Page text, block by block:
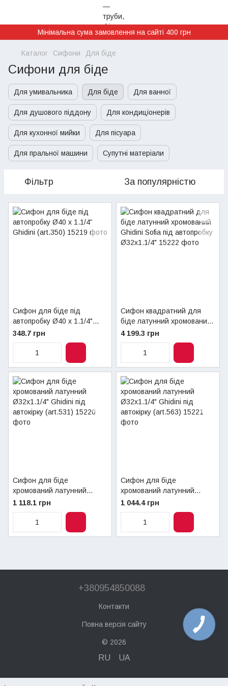
Мінімальна сума замовлення на сайті 400 грн
Каталог Сифони Для біде
Сифони для біде
Для умивальника Для біде Для ванної
Для душового піддону Для кондиціонерів
Для кухонної мийки Для пісуара
Для пральної машини Супутні матеріали
Фільтр За популярністю
Сифон для біде під
автопробку Ø40 х 1.1/4"
Ghidini (art.350)
348.7 грн
Сифон квадратний для
біде латунний хромований
Ghidini Sofia під автопробку
Ø32х1.1/4"
4 199.3 грн
Сифон для біде
хромований латунний
Ø32х1.1/4" Ghidini під
автокірку (art.531)
1 118.1 грн
Сифон для біде
хромований латунний
Ø32х1.1/4" Ghidini під
автокірку (art.563)
1 044.4 грн
+380954850088
Контакти
Повна версія сайту
© 2026
RU UA